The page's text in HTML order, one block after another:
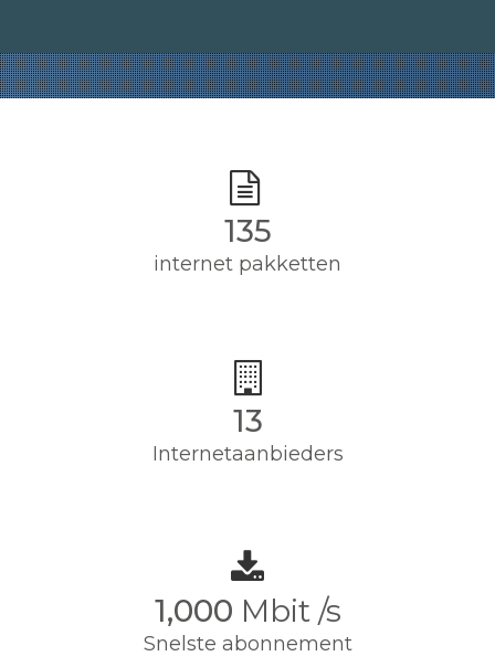
135
internet pakketten
13
Internetaanbieders
1,000 Mbit /s
Snelste abonnement